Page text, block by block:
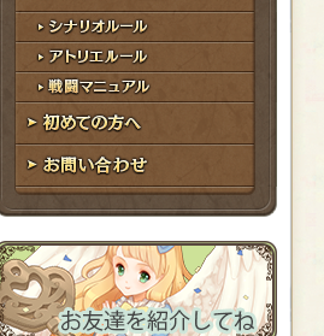
ゲームマニュアル
シナリオルール
アトリエルール
戦闘マニュアル
初めての方へ
お問い合わせ